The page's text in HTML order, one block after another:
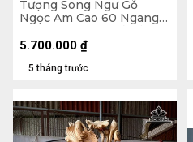
Tượng Song Ngư Gỗ
Ngọc Am Cao 60 Ngang
70 - 15kg
5 tháng trước
5.700.000 ₫